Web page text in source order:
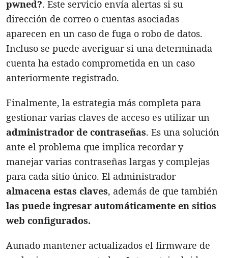
pwned?. Este servicio envía alertas si su
dirección de correo o cuentas asociadas
aparecen en un caso de fuga o robo de datos.
Incluso se puede averiguar si una determinada
cuenta ha estado comprometida en un caso
anteriormente registrado.
Finalmente, la estrategia más completa para
gestionar varias claves de acceso es utilizar un
administrador de contraseñas. Es una solución
ante el problema que implica recordar y
manejar varias contraseñas largas y complejas
para cada sitio único. El administrador
almacena estas claves, además de que también
las puede ingresar automáticamente en sitios
web configurados.
Aunado mantener actualizados el firmware de